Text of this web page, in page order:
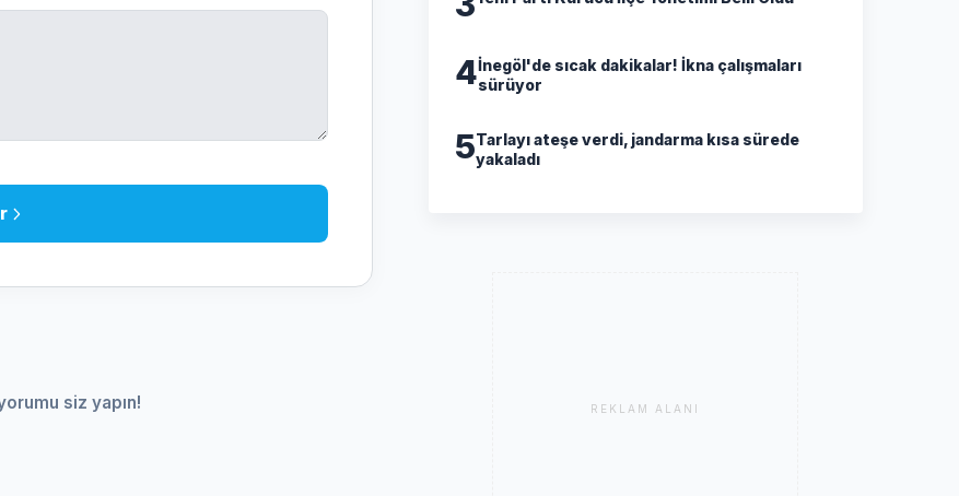
siz yapın!
4İnegöl'de sıcak dakikalar! İkna çalışmaları
sürüyor
5Tarlayı ateşe verdi, jandarma kısa sürede
yakaladı
REKLAM ALANI